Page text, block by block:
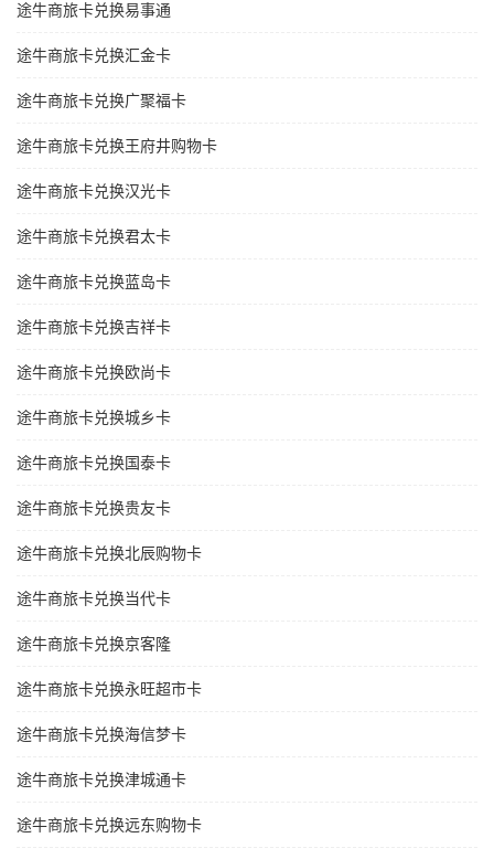
途牛商旅卡兑换易事通
途牛商旅卡兑换汇金卡
途牛商旅卡兑换广聚福卡
途牛商旅卡兑换王府井购物卡
途牛商旅卡兑换汉光卡
途牛商旅卡兑换君太卡
途牛商旅卡兑换蓝岛卡
途牛商旅卡兑换吉祥卡
途牛商旅卡兑换欧尚卡
途牛商旅卡兑换城乡卡
途牛商旅卡兑换国泰卡
途牛商旅卡兑换贵友卡
途牛商旅卡兑换北辰购物卡
途牛商旅卡兑换当代卡
途牛商旅卡兑换京客隆
途牛商旅卡兑换永旺超市卡
途牛商旅卡兑换海信梦卡
途牛商旅卡兑换津城通卡
途牛商旅卡兑换远东购物卡